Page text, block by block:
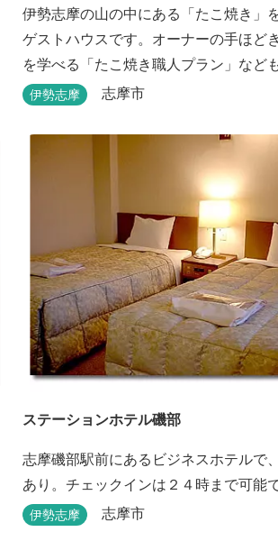
伊勢志摩の山の中にある「たこ焼き」
ゲストハウスです。オーナーの手ほど
を学べる「たこ焼き職人プラン」など
い滞在になりそうです。
伊勢志摩 志摩市
ステーションホテル磯部
志摩磯部駅前にあるビジネスホテルで
あり。チェックインは２４時まで可能で
伊勢志摩 志摩市